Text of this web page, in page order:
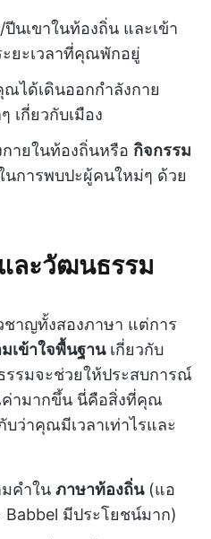
นเขาในท้องถิ่น และเข้า
ยะเวลาที่คุณพักอยู่
ได้เดินออกกำลังกาย
เกี่ยวกับเมือง
ายในท้องถิ่นหรือ กิจกรรม
การพบปะผู้คนใหม่ๆ ด้วย
ละวัฒนธรรม
าญทั้งสองภาษา แต่การ
เข้าใจพื้นฐานเกี่ยวกับ
รมจะช่วยให้ประสบการณ์
ามากขึ้น นี่คือสิ่งที่คุณ
ว่าคุณมีเวลาเท่าไรและ
คำใน ภาษาท้องถิ่น(แอ
Babbel มีประโยชน์มาก)